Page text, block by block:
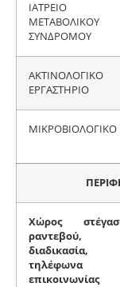
ΙΑΤΡΕΙΟ
ΜΕΤΑΒΟΛΙΚΟΥ
ΣΥΝΔΡΟΜΟΥ
ΑΚΤΙΝΟΛΟΓΙΚΟ
ΕΡΓΑΣΤΗΡΙΟ
ΜΙΚΡΟΒΙΟΛΟΓΙΚΟ
Χώρος
ραντεβού,
διαδικασία,
τηλέφωνα
επικοινωνίας